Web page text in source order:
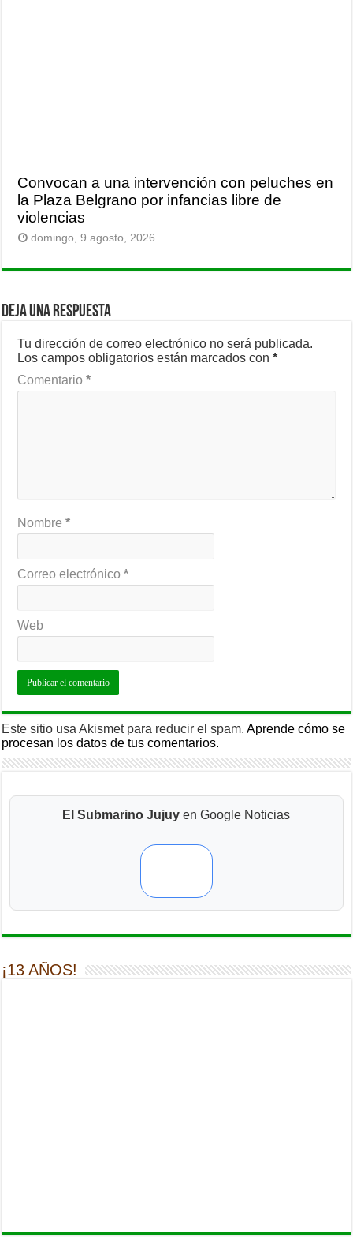
Convocan a una intervención con peluches en
la Plaza Belgrano por infancias libre de
violencias
domingo, 9 agosto, 2026
Deja una respuesta
Tu dirección de correo electrónico no será publicada.
Los campos obligatorios están marcados con*
Comentario*
Nombre*
Correo electrónico*
Web
Este sitio usa Akismet para reducir el spam.Aprende cómo se
procesan los datos de tus comentarios.
El Submarino Jujuy en Google Noticias
¡13 AÑOS!